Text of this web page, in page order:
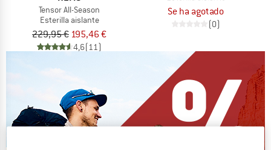
Tensor All-Season
Esterilla aislante
229,95 € 195,46 €
4,6(11)
Se ha agotado
(0)